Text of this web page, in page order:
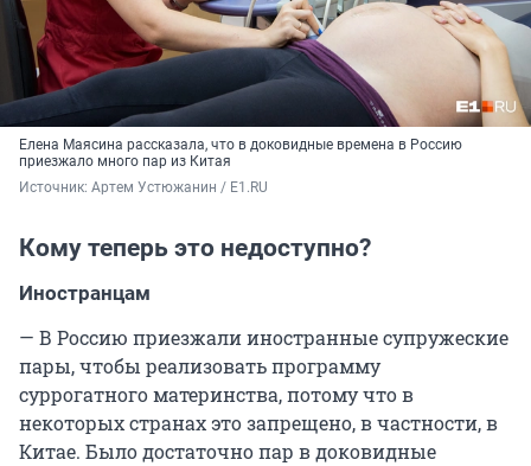
Елена Маясина рассказала, что в доковидные времена в Россию
приезжало много пар из Китая
Источник: Артем Устюжанин / E1.RU
Кому теперь это недоступно?
Иностранцам
— В Россию приезжали иностранные супружеские
пары, чтобы реализовать программу
суррогатного материнства, потому что в
некоторых странах это запрещено, в частности, в
Китае. Было достаточно пар в доковидные